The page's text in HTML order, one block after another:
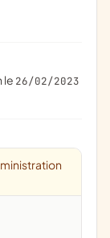
le 26/02/2023